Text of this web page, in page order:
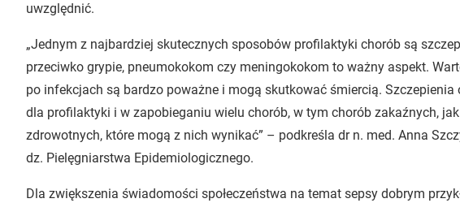
uwzględnić.
„Jednym z najbardziej skutecznych sposobów profilaktyki chorób są
przeciwko grypie, pneumokokom czy meningokokom to ważny aspekt.
po infekcjach są bardzo poważne i mogą skutkować śmiercią.
dla profilaktyki i w zapobieganiu wielu chorób, w tym chorób zakaźnych,
zdrowotnych, które mogą z nich wynikać” – podkreśla dr n. med. Anna
dz. Pielęgniarstwa Epidemiologicznego.
Dla zwiększenia świadomości społeczeństwa na temat sepsy dobrym